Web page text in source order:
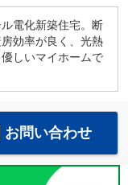
電化新築住宅。断
効率が良く、光熱
しいマイホームで
お問い合わせ